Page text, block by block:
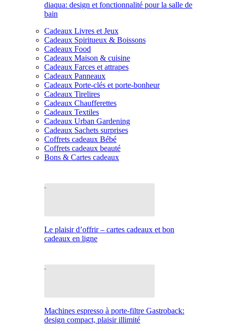
diaqua: design et fonctionnalité pour la salle de
bain
Cadeaux Livres et Jeux
Cadeaux Spiritueux & Boissons
Cadeaux Food
Cadeaux Maison & cuisine
Cadeaux Farces et attrapes
Cadeaux Panneaux
Cadeaux Porte-clés et porte-bonheur
Cadeaux Tirelires
Cadeaux Chaufferettes
Cadeaux Textiles
Cadeaux Urban Gardening
Cadeaux Sachets surprises
Coffrets cadeaux Bébé
Coffrets cadeaux beauté
Bons & Cartes cadeaux
Le plaisir d’offrir – cartes cadeaux et bon
cadeaux en ligne
Machines espresso à porte-filtre Gastroback:
design compact, plaisir illimité